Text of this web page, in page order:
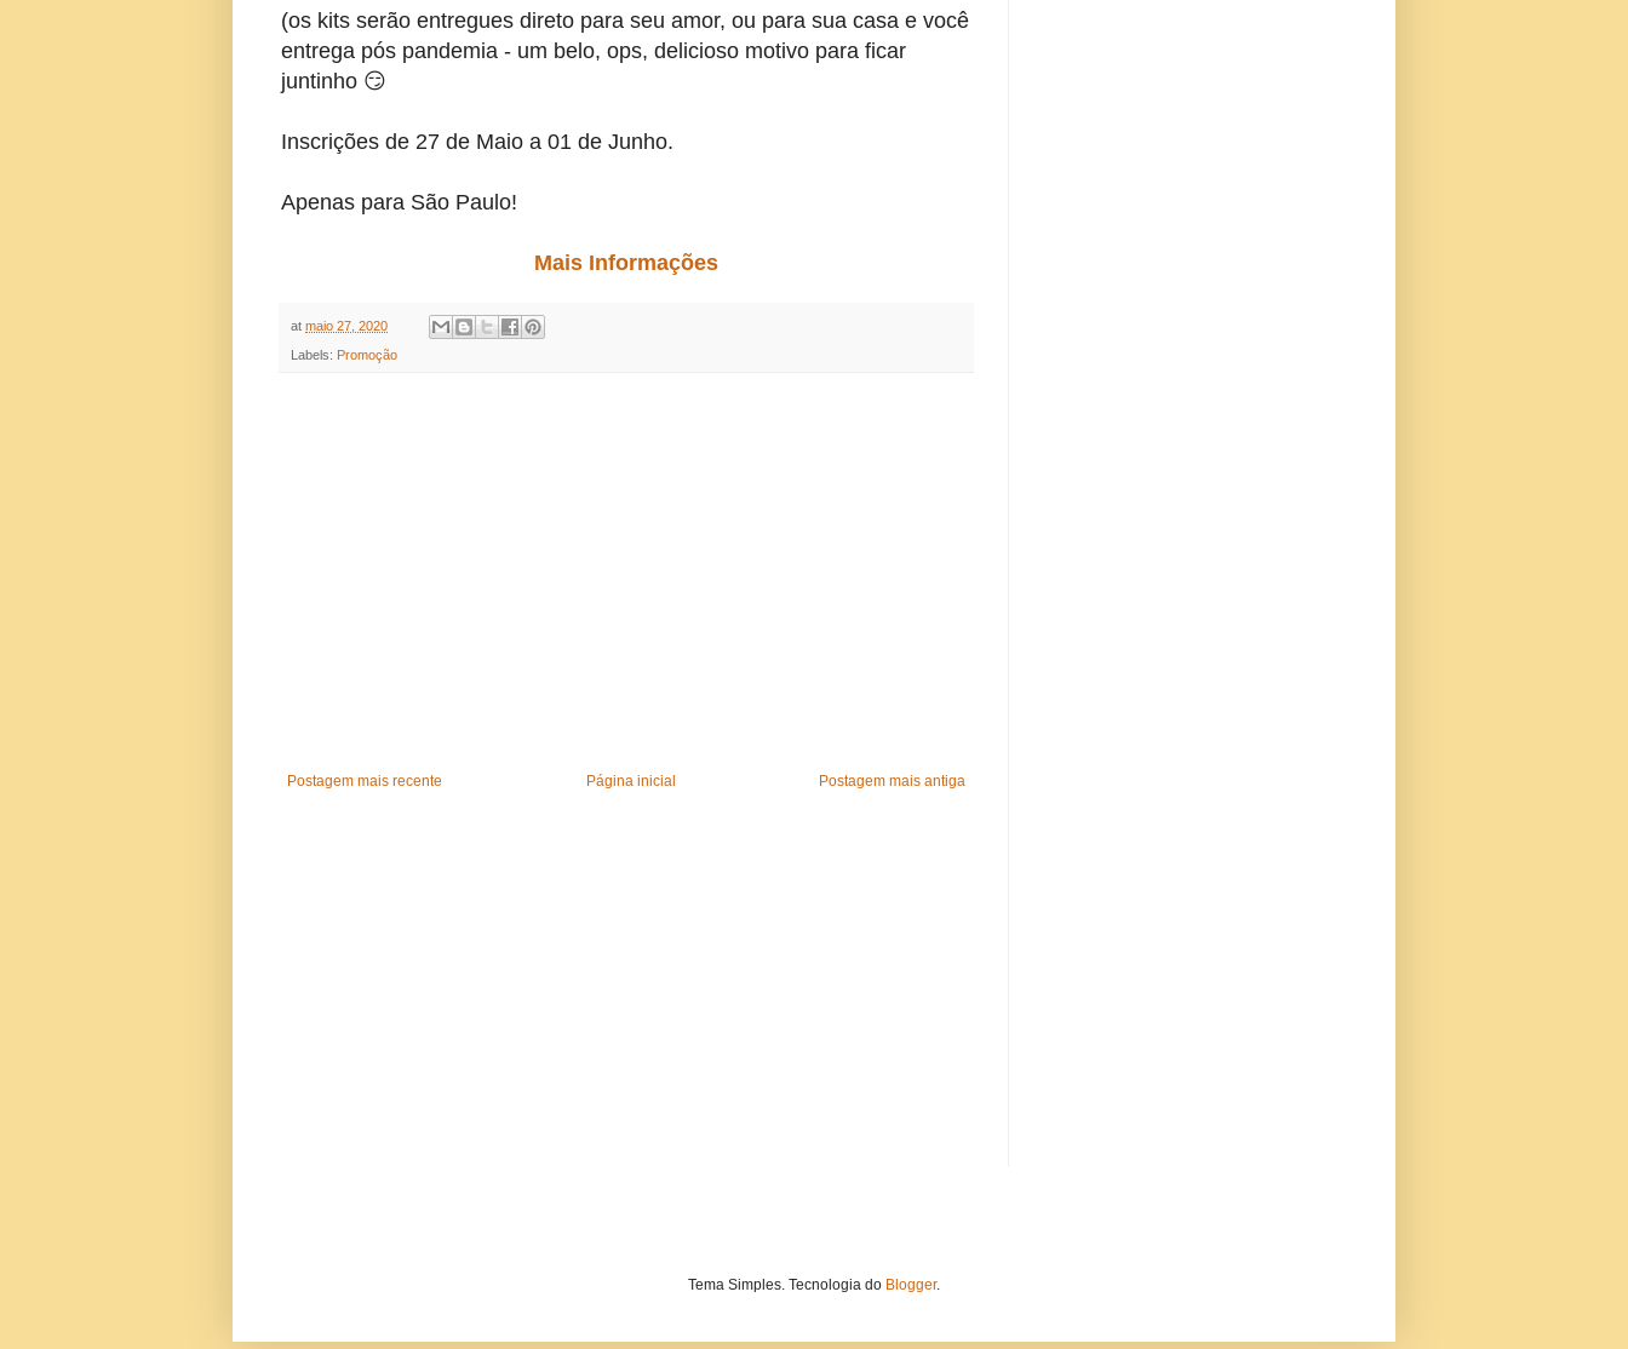
(os kits serão entregues direto para seu amor, ou para sua casa e você
entrega pós pandemia - um belo, ops, delicioso motivo para ficar
juntinho 😏
Inscrições de 27 de Maio a 01 de Junho.
Apenas para São Paulo!
Mais Informações
at maio 27, 2020
Labels: Promoção
Postagem mais recente Postagem mais antiga
Página inicial
Tema Simples. Tecnologia do Blogger.